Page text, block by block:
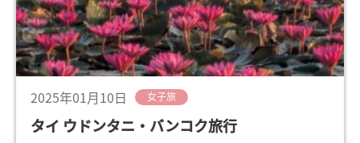
2025年01月10日 女子旅
タイ ウドンタニ・バンコク旅行